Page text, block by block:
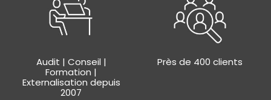
Audit | Conseil |
Formation |
Externalisation depuis
2007
Près de 400 clients